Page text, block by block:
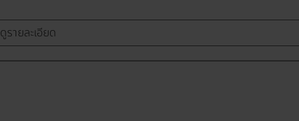
ดูรายละเอียด